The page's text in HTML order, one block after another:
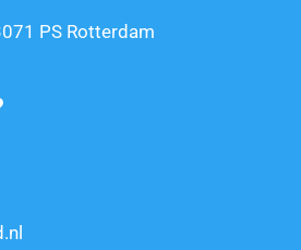
PS Rotterdam